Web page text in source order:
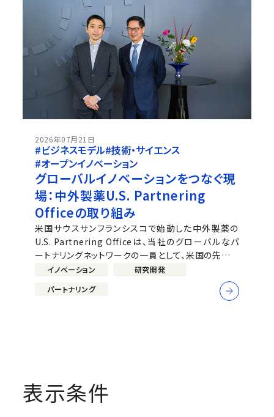
2026年07月21日
#ビジネスモデル#技術・サイエンス
#オープンイノベーション
グローバルイノベーションをつなぐ現
場：中外製薬U.S. Partnering
Officeの取り組み
米国サウスサンフランシスコで始動した中外製薬の
U.S. Partnering Officeは、当社のグローバルなパ
ートナリングネットワークの一員として、米国の先端サ
イエンスとの接点を広げています。同チームは
Andrew Wong（Head of Chugai Partnering,
イノベーション
研究開発
パートナリング
表示条件